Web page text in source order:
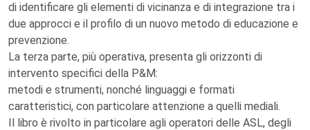
di identificare gli elementi di vicinanza e di integrazione tra i
due approcci e il profilo di un nuovo metodo di educazione e
prevenzione.
La terza parte, più operativa, presenta gli orizzonti di
intervento specifici della P&M:
metodi e strumenti, nonché linguaggi e formati
caratteristici, con particolare attenzione a quelli mediali.
Il libro è rivolto in particolare agli operatori delle ASL, degli